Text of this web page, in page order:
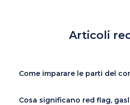
Articoli
Come imparare le parti del
Cosa significano red flag,